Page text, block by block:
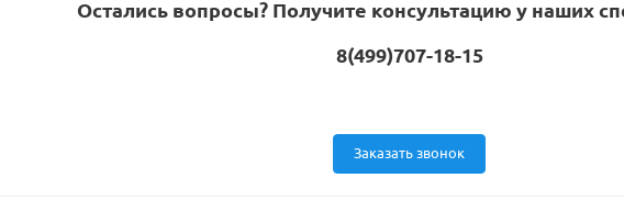
Остались вопросы? Получите консультацию у наших
8(499)707-18-15
Заказать звонок